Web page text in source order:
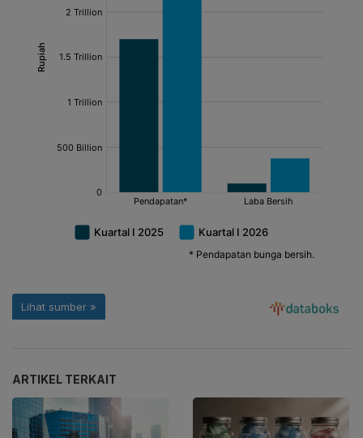
ARTIKEL TERKAIT